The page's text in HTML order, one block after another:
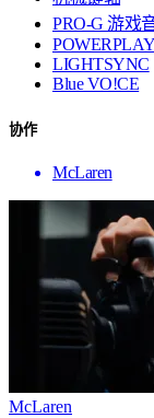
PRO-G 游戏
LIGHTSYNC
Blue VO!CE
协作
McLaren
McLaren